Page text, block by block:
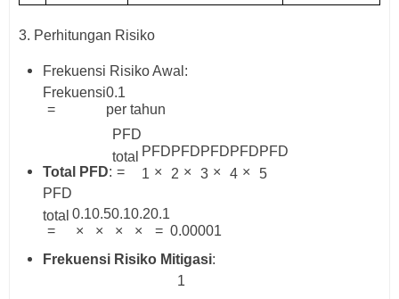
3. Perhitungan Risiko
Frekuensi Risiko Awal:
Frekuensi
=
0.1
per tahun
Total PFD:
PFD
total
=
PFD
1 ×
PFD
2 ×
PFD
3 ×
PFD
4 ×
PFD
5
PFD
total
=
0.1
×
0.5
×
0.1
×
0.2
×
0.1
= 0.00001
Frekuensi Risiko Mitigasi:
1